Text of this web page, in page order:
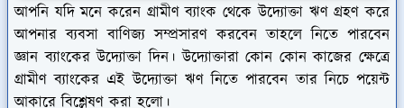
আপনি যদি মনে করেন গ্রামীণ ব্যাংক থেকে উদ্যোক্তা ঋণ গ্রহণ করে
আপনার ব্যবসা বাণিজ্য সম্প্রসারণ করবেন তাহলে নিতে পারবেন
জ্ঞান ব্যাংকের উদ্যোক্তা দিন। উদ্যোক্তারা কোন কোন কাজের ক্ষেত্রে
গ্রামীণ ব্যাংকের এই উদ্যোক্তা ঋণ নিতে পারবেন তার নিচে পয়েন্ট
আকারে বিশ্লেষণ করা হলো।